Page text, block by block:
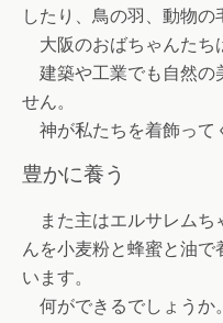
したり、鳥の羽、動物の
大阪のおばちゃんたち
建築や工業でも自然の
せん。
神が私たちを着飾って
豊かに養う
また主はエルサレムち
んを小麦粉と蜂蜜と油で
います。
何ができるでしょうか。